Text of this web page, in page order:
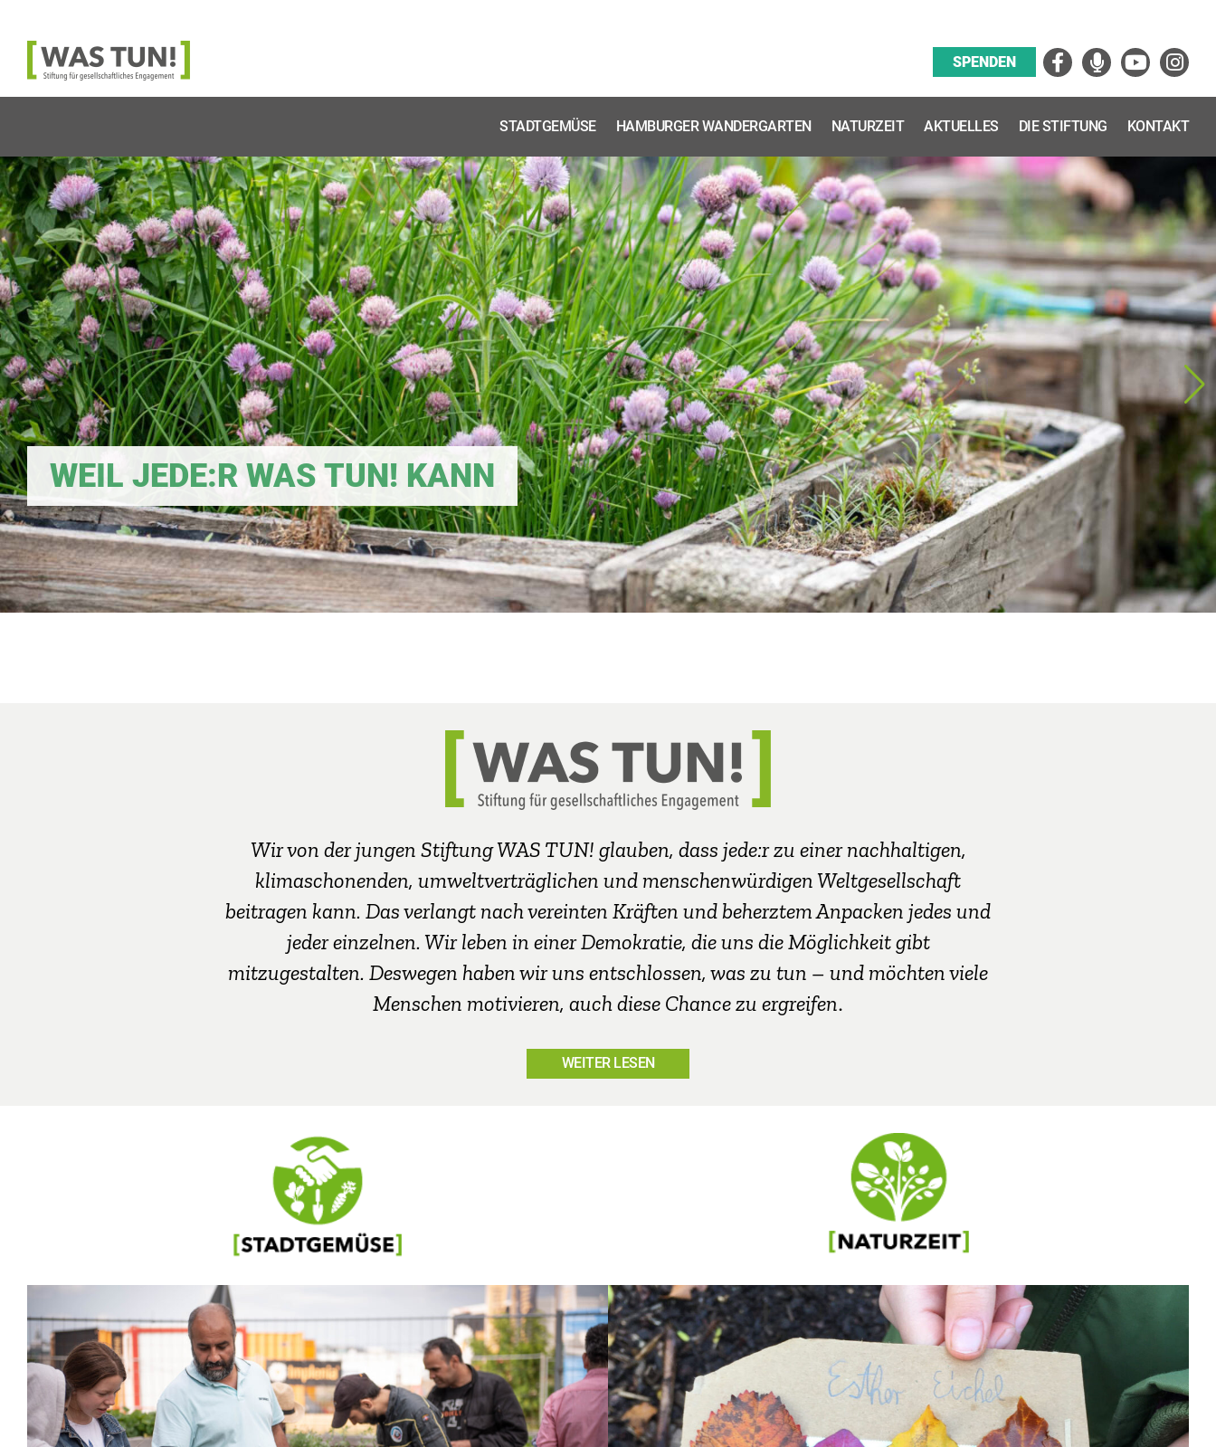
SPENDEN FacebookPodcastYouTube
STADTGEMÜSE HAMBURGER WANDERGARTEN NATURZEIT AKTUELLES DIE STIFTUNG KONTAKT
WEIL JEDE:R WAS TUN! KANN
Wir von der jungen Stiftung WAS TUN! glauben, dass jede:r zu einer nachhaltigen,
klimaschonenden, umweltverträglichen und menschenwürdigen Weltgesellschaft
beitragen kann. Das verlangt nach vereinten Kräften und beherztem Anpacken jedes und
jeder einzelnen. Wir leben in einer Demokratie, die uns die Möglichkeit gibt
mitzugestalten. Deswegen haben wir uns entschlossen, was zu tun – und möchten viele
Menschen motivieren, auch diese Chance zu ergreifen.
WEITER LESEN